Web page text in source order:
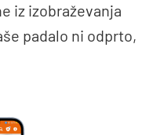
iz izobraževanja
padalo ni odprto,